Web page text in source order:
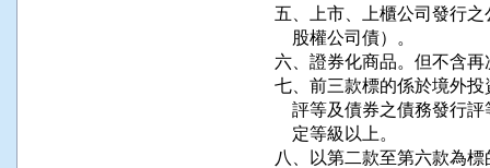
五、上市、上櫃公司發行
    股權公司債）。
六、證券化商品。但不含
七、前三款標的係於境外
評等及債券之債務發行
    定等級以上。
八、以第二款至第六款為